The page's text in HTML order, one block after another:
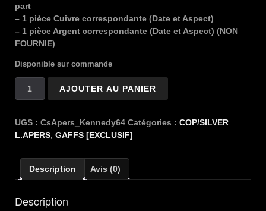
part
– 1 pièce Cuivre correspondante (Date et Aspect)
– 1 pièce Argent correspondante (Date et Aspect) (NON
FOURNIE)
Disponible sur commande
LUC
APERS
KENNEDY
1964
AJOUTER AU PANIER
UGS : CsApers_Kennedy64 Catégories : COP/SILVER
L.APERS, GAFFS [EXCLUSIF]
Description Avis (0)
Description